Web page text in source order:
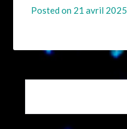
Posted on 21 avril 2025